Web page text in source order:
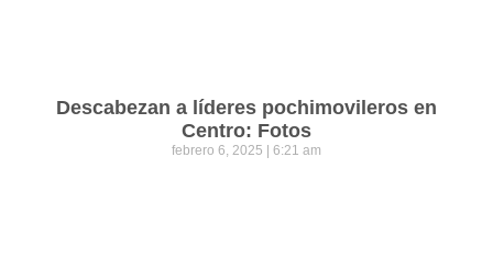
Descabezan a líderes pochimovileros en
Centro: Fotos
febrero 6, 2025 6:21 am